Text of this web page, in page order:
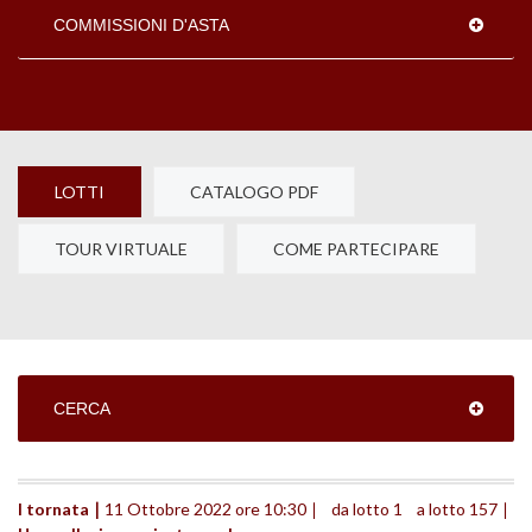
COMMISSIONI D'ASTA
LOTTI CATALOGO PDF
TOUR VIRTUALE COME PARTECIPARE
CERCA
I tornata ∣
11 Ottobre 2022 ore 10:30 ∣	da lotto 1	a lotto 157 ∣